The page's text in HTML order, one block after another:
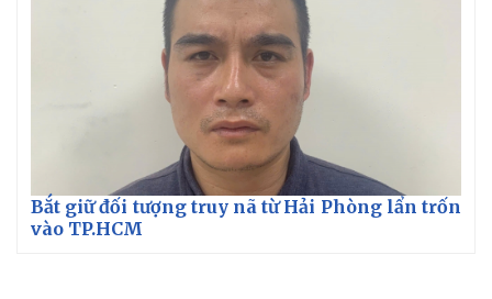
Bắt giữ đối tượng truy nã từ Hải Phòng lẩn trốn
vào TP.HCM